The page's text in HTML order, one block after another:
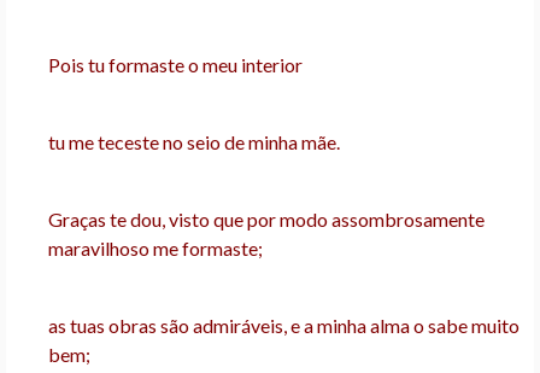
Pois tu formaste o meu interior
tu me teceste no seio de minha mãe.
Graças te dou, visto que por modo assombrosamente
maravilhoso me formaste;
as tuas obras são admiráveis, e a minha alma o sabe muito
bem;